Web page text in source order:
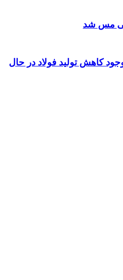
مس شد
کاهش تولید فولاد در حال